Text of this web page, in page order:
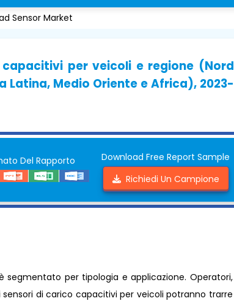
Sensor Market
per veicoli e regione (Nord
Latina, Medio Oriente e Africa), 2023-
Del Rapporto
Download Free Report Sample
Richiedi Un Campione
per tipologia e applicazione. Operatori,
di carico capacitivi per veicoli potranno trarre